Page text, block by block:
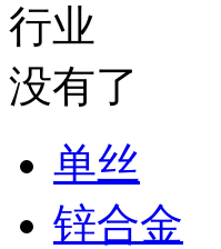
行业
没有了
单丝
锌合金